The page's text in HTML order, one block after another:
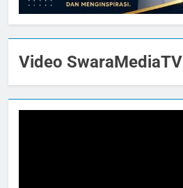
Video SwaraMediaTV